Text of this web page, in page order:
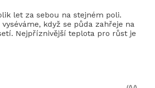
let za sebou na stejném poli.
když se půda zahřeje na
Nejpříznivější teplota pro růst je